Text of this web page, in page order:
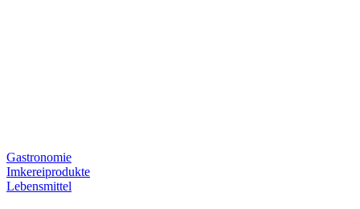
Gastronomie
Imkereiprodukte
Lebensmittel